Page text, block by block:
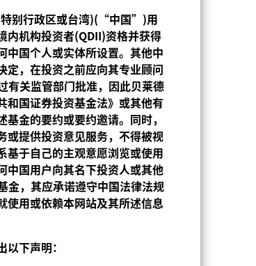
特别行政区或台湾)(“中国”)用
内机构投资者(QDII)资格并获得
中国个人或实体所设置。其他中
定，在投资之前应向其专业顾问
有关监管部门批准，因此贝莱德
和国证券投资基金法》或其他有
金的要约或要约邀请。同时，
或提供投资意见服务，不得被视
基于自己的主观意愿浏览或使用
中国用户向其名下投资人或其他
金，其应承诺遵守中国法律法规
使用或依赖本网站及其所述信息
以下声明：
2014年2月26日
USD